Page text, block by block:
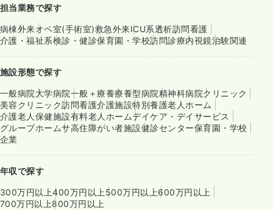
担当業務で探す
病棟外来オペ室(手術室)救急外来ICU系透析訪問看護
介護・福祉系検診・健診保育園・学校訪問診療内視鏡治験関連
施設形態で探す
一般病院大学病院一般＋療養療養型病院精神科病院クリニック
美容クリニック訪問看護介護施設特別養護老人ホーム
介護老人保健施設有料老人ホームデイケア・デイサービス
グループホームサ高住障がい者施設健診センター保育園・学校
企業
年収で探す
300万円以上400万円以上 500万円以上600万円以上
700万円以上800万円以上